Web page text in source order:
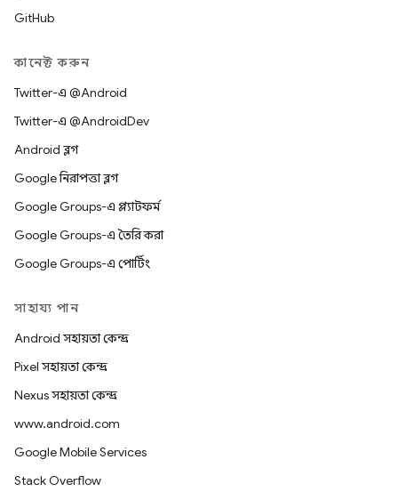
GitHub
কানেক্ট করুন
Twitter-এ @Android
Twitter-এ @AndroidDev
Android ব্লগ
Google নিরাপত্তা ব্লগ
Google Groups-এ প্ল্যাটফর্ম
Google Groups-এ তৈরি করা
Google Groups-এ পোর্টিং
সাহায্য পান
Android সহায়তা কেন্দ্র
Pixel সহায়তা কেন্দ্র
Nexus সহায়তা কেন্দ্র
www.android.com
Google Mobile Services
Stack Overflow